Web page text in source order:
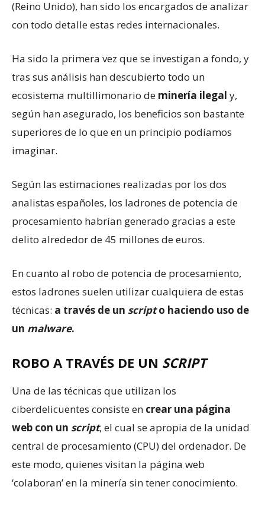
(Reino Unido), han sido los encargados de analizar
con todo detalle estas redes internacionales.
Ha sido la primera vez que se investigan a fondo, y
tras sus análisis han descubierto todo un
ecosistema multillimonario de minería ilegal y,
según han asegurado, los beneficios son bastante
superiores de lo que en un principio podíamos
imaginar.
Según las estimaciones realizadas por los dos
analistas españoles, los ladrones de potencia de
procesamiento habrían generado gracias a este
delito alrededor de 45 millones de euros.
En cuanto al robo de potencia de procesamiento,
estos ladrones suelen utilizar cualquiera de estas
técnicas: a través de un scripto haciendo uso de
un malware.
ROBO A TRAVÉS DE UN SCRIPT
Una de las técnicas que utilizan los
ciberdelicuentes consiste en crear una página
web con un script, el cual se apropia de la unidad
central de procesamiento (CPU) del ordenador. De
este modo, quienes visitan la página web
‘colaboran’ en la minería sin tener conocimiento.